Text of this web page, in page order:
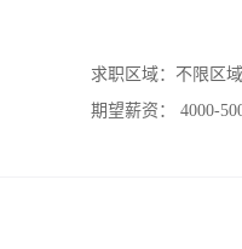
求职区域： 不限区域
期望薪资：
4000-